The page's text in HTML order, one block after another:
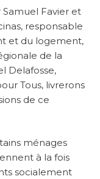
Favier et
responsable
et du logement,
de la
Delafosse,
Tous, livrerons
de ce
ménages
à la fois
socialement